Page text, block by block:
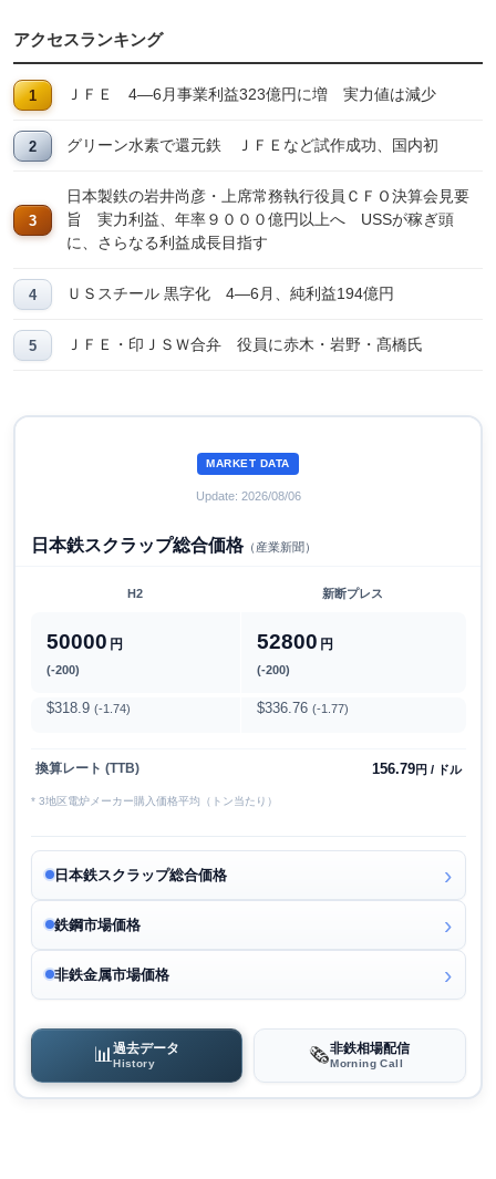
アクセスランキング
ＪＦＥ 4―6月事業利益323億円に増 実力値は減少
グリーン水素で還元鉄 ＪＦＥなど試作成功、国内初
日本製鉄の岩井尚彦・上席常務執行役員ＣＦＯ決算会見要
旨 実力利益、年率９０００億円以上へ USSが稼ぎ頭
に、さらなる利益成長目指す
ＵＳスチール 黒字化 4―6月、純利益194億円
ＪＦＥ・印ＪＳＷ合弁 役員に赤木・岩野・髙橋氏
MARKET DATA
Update: 2026/08/06
日本鉄スクラップ総合価格（産業新聞）
H2 新断プレス
50000 円
(-200)
52800 円
(-200)
$318.9 (-1.74) $336.76 (-1.77)
換算レート (TTB) 156.79円 / ドル
* 3地区電炉メーカー購入価格平均（トン当たり）
日本鉄スクラップ総合価格
鉄鋼市場価格
非鉄金属市場価格
📊過去データ
History 🗞️非鉄相場配信
Morning Call